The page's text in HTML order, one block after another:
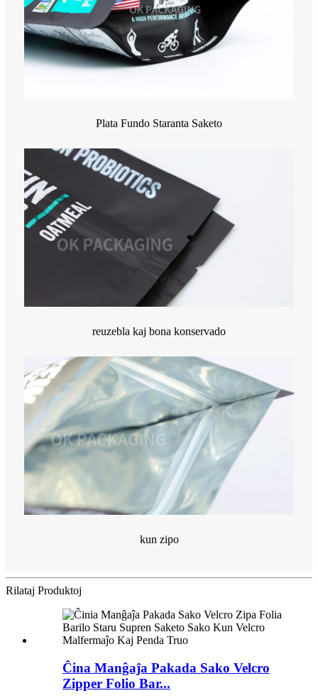
Plata Fundo Staranta Saketo
reuzebla kaj bona konservado
kun zipo
Rilataj Produktoj
Ĉina Manĝaĵa Pakada Sako Velcro
Zipper Folio Bar...